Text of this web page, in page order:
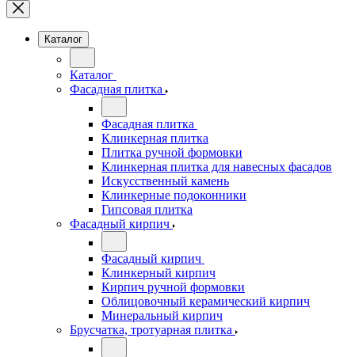
Каталог
Каталог
Фасадная плитка
Фасадная плитка
Клинкерная плитка
Плитка ручной формовки
Клинкерная плитка для навесных фасадов
Искусственный камень
Клинкерные подоконники
Гипсовая плитка
Фасадный кирпич
Фасадный кирпич
Клинкерный кирпич
Кирпич ручной формовки
Облицовочный керамический кирпич
Минеральный кирпич
Брусчатка, тротуарная плитка